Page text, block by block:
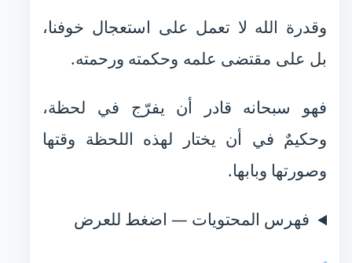
وقدرة الله لا تعمل على استعجال خوفنا،
بل على مقتضى علمه وحكمته ورحمته.
فهو سبحانه قادر أن يفرّج في لحظة،
وحكيمٌ في أن يختار لهذه اللحظة وقتها
وصورتها وبابها.
فهرس المحتويات — اضغط للعرض